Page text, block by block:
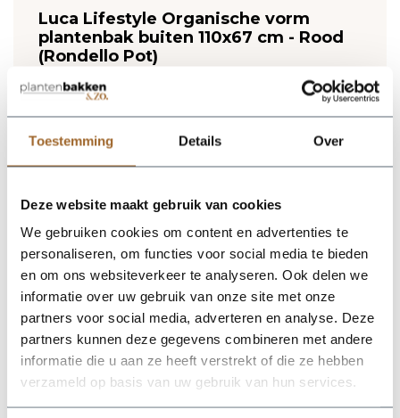
Toestemming Details Over
Deze website maakt gebruik van cookies
We gebruiken cookies om content en advertenties te
personaliseren, om functies voor social media te bieden
en om ons websiteverkeer te analyseren. Ook delen we
informatie over uw gebruik van onze site met onze
partners voor social media, adverteren en analyse. Deze
partners kunnen deze gegevens combineren met andere
informatie die u aan ze heeft verstrekt of die ze hebben
verzameld op basis van uw gebruik van hun services.
Luca Lifestyle Organische vorm
plantenbak buiten 110x67 cm - Rood
(Rondello Pot)
proof!
Wij leveren rechtstreeks vanuit het magazijn van
zijn, nemen we contact met je op.
De Rondello Pot 110 - Brick van Luca Lifestyle brengt direct
Dankzij de potvorm krijgt deze plantenbak een herkenbaar
silhouet dat mooi combineert met zowel moderne als
natuurlijke interieurs. De kleur brick geeft het ontwerp een
rustige, stijlvolle basis en laat groen extra goed tot zijn recht
komen. Het buitenformaat is 110 x 110 x 67 cm, waardoor de
bak voldoende aanwezigheid heeft zonder zijn elegante vorm
te verliezen. Praktische kenmerken: plantgat Ø81-89 en
inhoud 300 liter. De afwerking in fiberglas zorgt voor een luxe
look en maakt deze plantenbak geschikt voor styling in huis,
op kantoor, op het terras of in de tuin. Combineer meerdere